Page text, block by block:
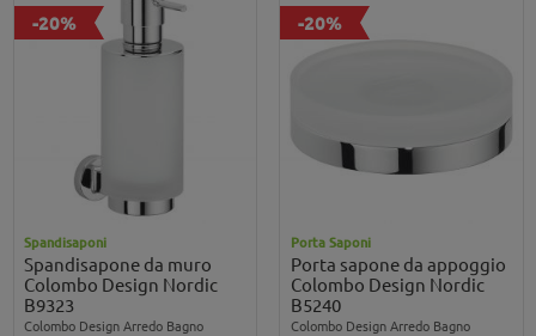
-20%
Spandisaponi
Spandisapone da muro
Colombo Design Nordic
B9323
Colombo Design Arredo Bagno
-20%
Porta Saponi
Porta sapone da appoggio
Colombo Design Nordic
B5240
Colombo Design Arredo Bagno